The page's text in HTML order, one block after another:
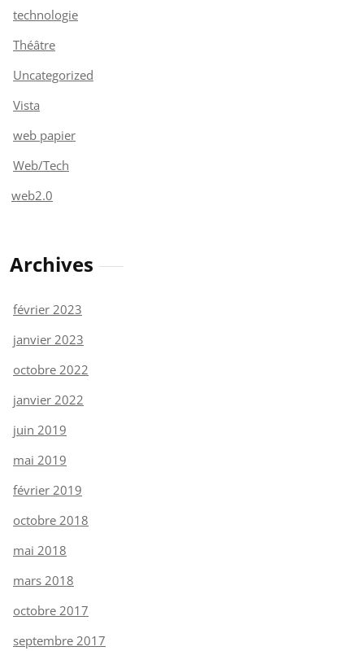
technologie
Théâtre
Uncategorized
Vista
web papier
Web/Tech
web2.0
Archives
février 2023
janvier 2023
octobre 2022
janvier 2022
juin 2019
mai 2019
février 2019
octobre 2018
mai 2018
mars 2018
octobre 2017
septembre 2017